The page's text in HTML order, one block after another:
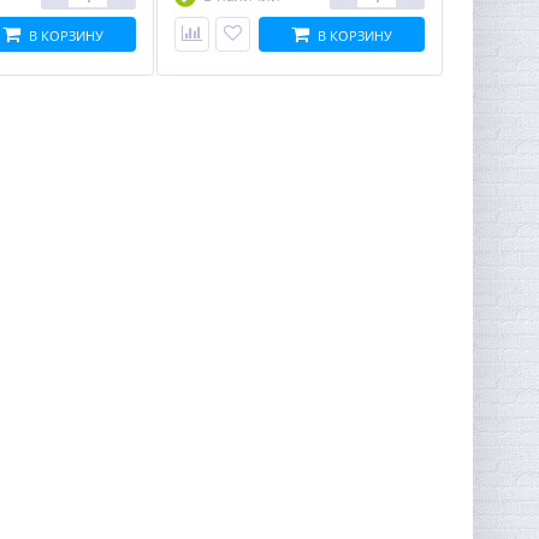
В КОРЗИНУ В КОРЗИНУ